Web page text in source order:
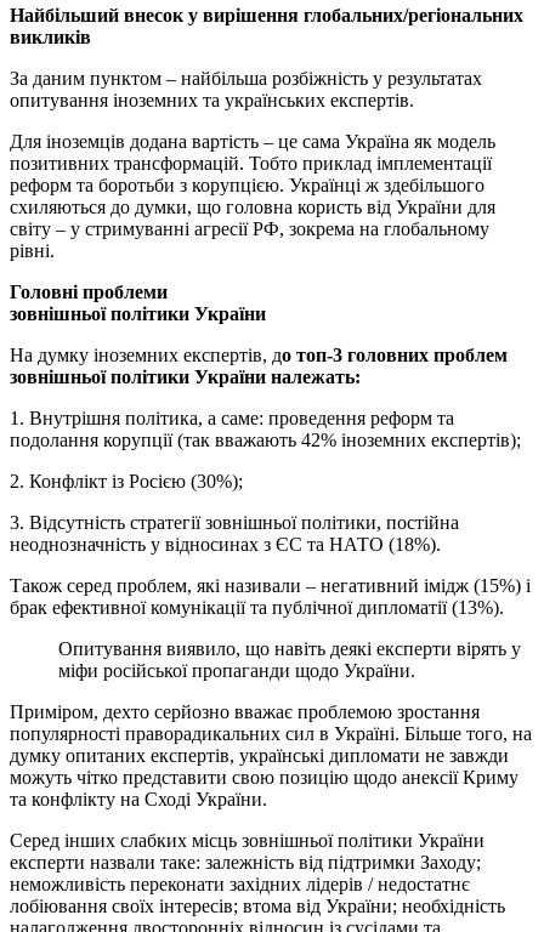
Найбільший внесок у вирішення глобальних/регіональних
викликів
За даним пунктом – найбільша розбіжність у результатах
опитування іноземних та українських експертів.
Для іноземців додана вартість – це сама Україна як модель
позитивних трансформацій. Тобто приклад імплементації
реформ та боротьби з корупцією. Українці ж здебільшого
схиляються до думки, що головна користь від України для
світу – у стримуванні агресії РФ, зокрема на глобальному
рівні.
Головні проблеми
зовнішньої політики України
На думку іноземних експертів, до топ-3 головних проблем
зовнішньої політики України належать:
1. Внутрішня політика, а саме: проведення реформ та
подолання корупції (так вважають 42% іноземних експертів);
2. Конфлікт із Росією (30%);
3. Відсутність стратегії зовнішньої політики, постійна
неоднозначність у відносинах з ЄС та НАТО (18%).
Також серед проблем, які називали – негативний імідж (15%) і
брак ефективної комунікації та публічної дипломатії (13%).
Опитування виявило, що навіть деякі експерти вірять у
міфи російської пропаганди щодо України.
Приміром, дехто серйозно вважає проблемою зростання
популярності праворадикальних сил в Україні. Більше того, на
думку опитаних експертів, українські дипломати не завжди
можуть чітко представити свою позицію щодо анексії Криму
та конфлікту на Сході України.
Серед інших слабких місць зовнішньої політики України
експерти назвали таке: залежність від підтримки Заходу;
неможливість переконати західних лідерів / недостатнє
лобіювання своїх інтересів; втома від України; необхідність
налагодження двосторонніх відносин із сусідами та